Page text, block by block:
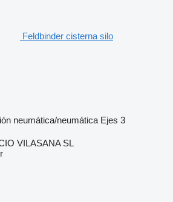
Feldbinder cisterna silo
neumática/neumática Ejes 3
VILASANA SL